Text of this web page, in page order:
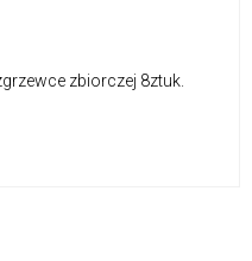
zbiorczej 8ztuk.